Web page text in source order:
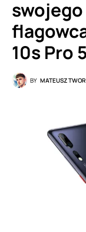
10s Pro
BY MATEUSZ